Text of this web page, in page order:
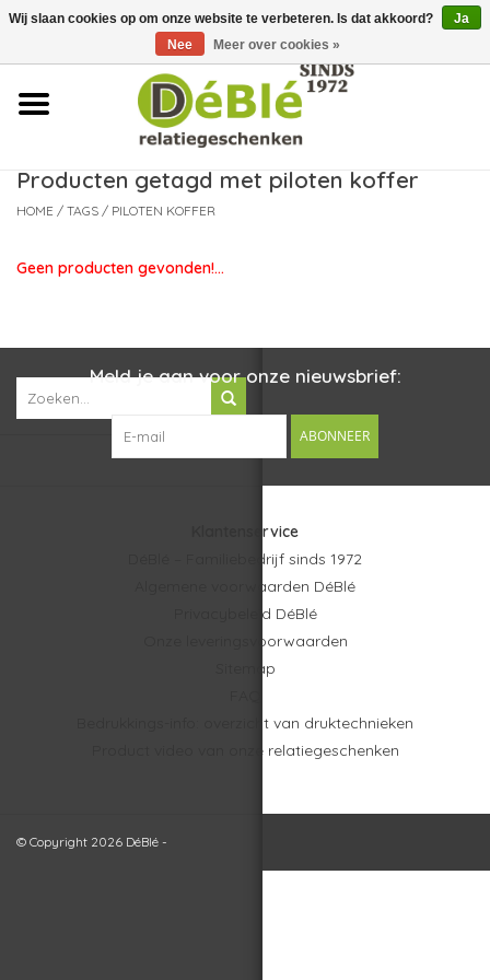
Over ons
Contact
Nieuws
Leveringsvoorwaarden
Producten getagd met piloten koffer
HOME / TAGS / PILOTEN KOFFER
Geen producten gevonden!...
Meld je aan voor onze nieuwsbrief:
ABONNEER
Klantenservice
DéBlé – Familiebedrijf sinds 1972
Algemene voorwaarden DéBlé
Privacybeleid DéBlé
Onze leveringsvoorwaarden
Sitemap
Bedrukkings-info: overzicht van druktechnieken
Product video van onze relatiegeschenken
© Copyright 2026 DéBlé -
Wij slaan cookies op om onze website te verbeteren. Is dat akkoord?
Ja
Nee
Meer over cookies »